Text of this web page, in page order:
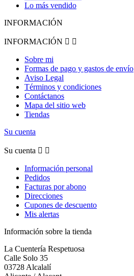
Lo más vendido
INFORMACIÓN
INFORMACIÓN  
Sobre mi
Formas de pago y gastos de envío
Aviso Legal
Términos y condiciones
Contáctanos
Mapa del sitio web
Tiendas
Su cuenta
Su cuenta  
Información personal
Pedidos
Facturas por abono
Direcciones
Cupones de descuento
Mis alertas
Información sobre la tienda
La Cuentería Respetuosa
Calle Solo 35
03728 Alcalalí